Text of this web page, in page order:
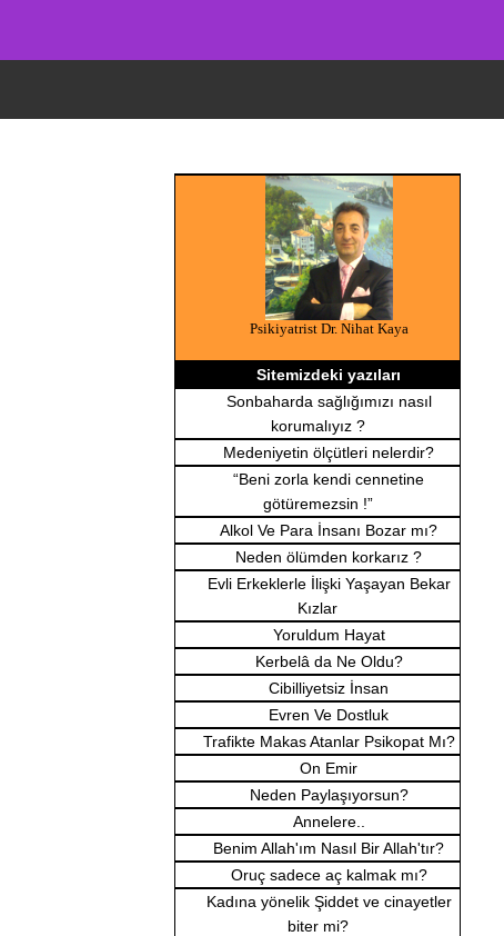
Psikiyatrist Dr. Nihat Kaya
Sitemizdeki yazıları
Sonbaharda sağlığımızı nasıl
korumalıyız ?
Medeniyetin ölçütleri nelerdir?
“Beni zorla kendi cennetine
götüremezsin !”
Alkol Ve Para İnsanı Bozar mı?
Neden ölümden korkarız ?
Evli Erkeklerle İlişki Yaşayan Bekar
Kızlar
Yoruldum Hayat
Kerbelâ da Ne Oldu?
Cibilliyetsiz İnsan
Evren Ve Dostluk
Trafikte Makas Atanlar Psikopat Mı?
On Emir
Neden Paylaşıyorsun?
Annelere..
Benim Allah'ım Nasıl Bir Allah'tır?
Oruç sadece aç kalmak mı?
Kadına yönelik Şiddet ve cinayetler
biter mi?